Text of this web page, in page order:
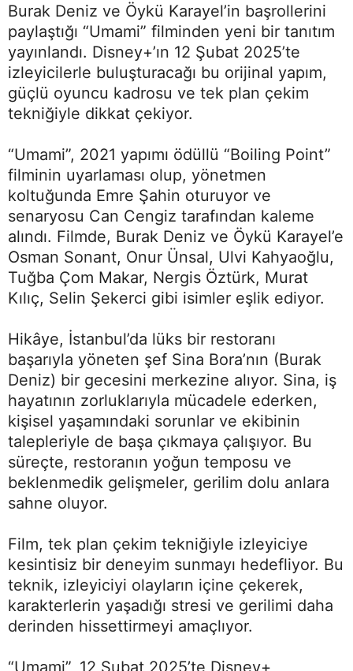
Burak Deniz ve Öykü Karayel’in başrollerini
paylaştığı “Umami” filminden yeni bir tanıtım
yayınlandı. Disney+’ın 12 Şubat 2025’te
izleyicilerle buluşturacağı bu orijinal yapım,
güçlü oyuncu kadrosu ve tek plan çekim
tekniğiyle dikkat çekiyor.
“Umami”, 2021 yapımı ödüllü “Boiling Point”
filminin uyarlaması olup, yönetmen
koltuğunda Emre Şahin oturuyor ve
senaryosu Can Cengiz tarafından kaleme
alındı. Filmde, Burak Deniz ve Öykü Karayel’e
Osman Sonant, Onur Ünsal, Ulvi Kahyaoğlu,
Tuğba Çom Makar, Nergis Öztürk, Murat
Kılıç, Selin Şekerci gibi isimler eşlik ediyor.
Hikâye, İstanbul’da lüks bir restoranı
başarıyla yöneten şef Sina Bora’nın (Burak
Deniz) bir gecesini merkezine alıyor. Sina, iş
hayatının zorluklarıyla mücadele ederken,
kişisel yaşamındaki sorunlar ve ekibinin
talepleriyle de başa çıkmaya çalışıyor. Bu
süreçte, restoranın yoğun temposu ve
beklenmedik gelişmeler, gerilim dolu anlara
sahne oluyor.
Film, tek plan çekim tekniğiyle izleyiciye
kesintisiz bir deneyim sunmayı hedefliyor. Bu
teknik, izleyiciyi olayların içine çekerek,
karakterlerin yaşadığı stresi ve gerilimi daha
derinden hissettirmeyi amaçlıyor.
“Umami”, 12 Şubat 2025’te Disney+